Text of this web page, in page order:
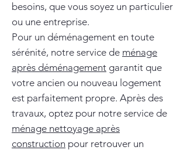
besoins, que vous soyez un particulier
ou une entreprise.
Pour un déménagement en toute
sérénité, notre service de ménage
après déménagement garantit que
votre ancien ou nouveau logement
est parfaitement propre. Après des
travaux, optez pour notre service de
ménage nettoyage après
construction pour retrouver un